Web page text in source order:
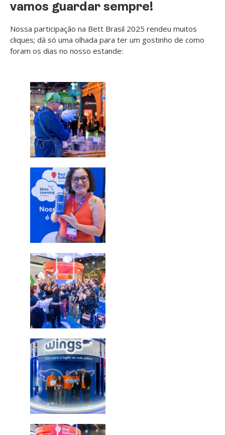
vamos guardar sempre!
Nossa participação na Bett Brasil 2025 rendeu muitos
cliques; dá só uma olhada para ter um gostinho de como
foram os dias no nosso estande: